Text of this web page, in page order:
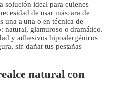
solución ideal para quienes
de usar máscara de
una a una o en técnica de
natural, glamuroso o dramático.
y adhesivos hipoalergénicos
sin dañar tus pestañas
natural con